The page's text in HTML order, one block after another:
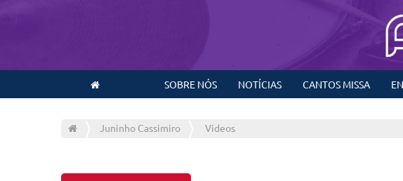
SOBRE NÓS NOTÍCIAS CANTOS MISSA
Juninho Cassimiro Videos